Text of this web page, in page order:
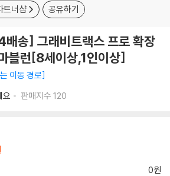
트너샵 공유하기
배송] 그래비트랙스 프로 확장
블런[8세이상,1인이상]
이동 경로
요
판매지수 120
0원